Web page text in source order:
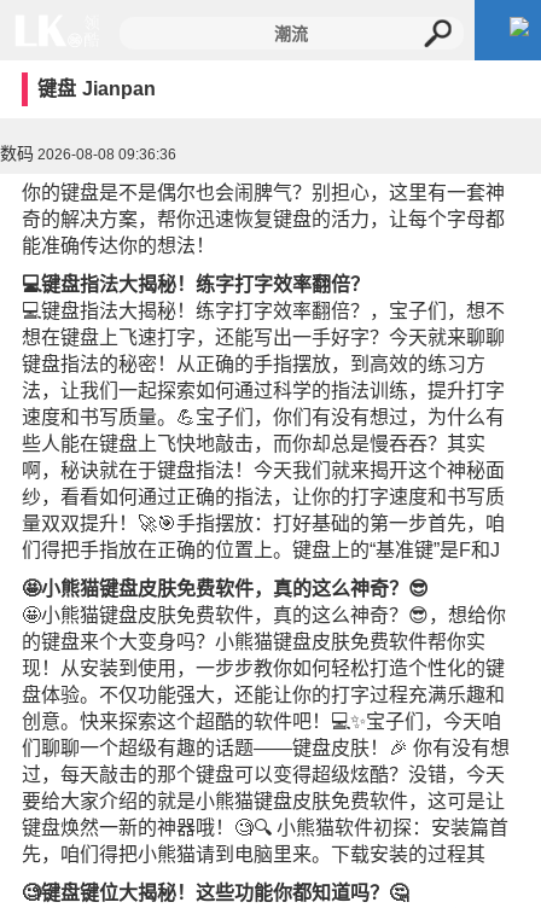
键盘 Jianpan
数码 2026-08-08 09:36:36
你的键盘是不是偶尔也会闹脾气？别担心，这里有一套神
奇的解决方案，帮你迅速恢复键盘的活力，让每个字母都
能准确传达你的想法！
💻键盘指法大揭秘！练字打字效率翻倍？
💻键盘指法大揭秘！练字打字效率翻倍？，宝子们，想不
想在键盘上飞速打字，还能写出一手好字？今天就来聊聊
键盘指法的秘密！从正确的手指摆放，到高效的练习方
法，让我们一起探索如何通过科学的指法训练，提升打字
速度和书写质量。💪宝子们，你们有没有想过，为什么有
些人能在键盘上飞快地敲击，而你却总是慢吞吞？其实
啊，秘诀就在于键盘指法！今天我们就来揭开这个神秘面
纱，看看如何通过正确的指法，让你的打字速度和书写质
量双双提升！🚀🎯手指摆放：打好基础的第一步首先，咱
们得把手指放在正确的位置上。键盘上的“基准键”是F和J
🤩小熊猫键盘皮肤免费软件，真的这么神奇？😎
🤩小熊猫键盘皮肤免费软件，真的这么神奇？😎，想给你
的键盘来个大变身吗？小熊猫键盘皮肤免费软件帮你实
现！从安装到使用，一步步教你如何轻松打造个性化的键
盘体验。不仅功能强大，还能让你的打字过程充满乐趣和
创意。快来探索这个超酷的软件吧！💻✨宝子们，今天咱
们聊聊一个超级有趣的话题——键盘皮肤！🎉 你有没有想
过，每天敲击的那个键盘可以变得超级炫酷？没错，今天
要给大家介绍的就是小熊猫键盘皮肤免费软件，这可是让
键盘焕然一新的神器哦！🧐🔍 小熊猫软件初探：安装篇首
先，咱们得把小熊猫请到电脑里来。下载安装的过程其
🧐键盘键位大揭秘！这些功能你都知道吗？🤔